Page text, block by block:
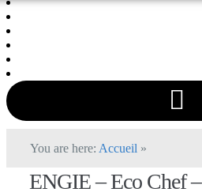
You are here: Accueil »
ENGIE – Eco Chef –